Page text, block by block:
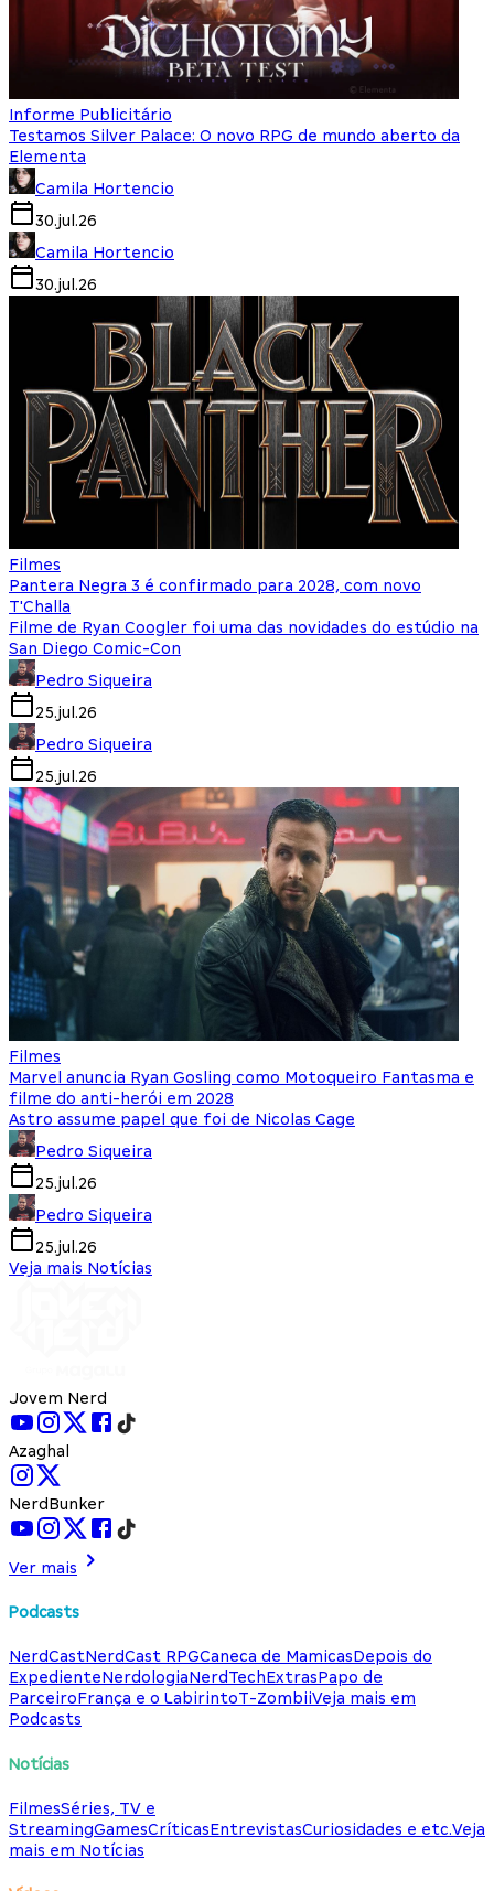
Informe Publicitário
Testamos Silver Palace: O novo RPG de mundo aberto da
Elementa
Camila Hortencio
30.jul.26
Camila Hortencio
30.jul.26
Filmes
Pantera Negra 3 é confirmado para 2028, com novo
T'Challa
Filme de Ryan Coogler foi uma das novidades do estúdio na
San Diego Comic-Con
Pedro Siqueira
25.jul.26
Pedro Siqueira
25.jul.26
Filmes
Marvel anuncia Ryan Gosling como Motoqueiro Fantasma e
filme do anti-herói em 2028
Astro assume papel que foi de Nicolas Cage
Pedro Siqueira
25.jul.26
Pedro Siqueira
25.jul.26
Veja mais Notícias
Jovem Nerd
Azaghal
NerdBunker
Ver mais
Podcasts
NerdCastNerdCast RPGCaneca de MamicasDepois do
ExpedienteNerdologiaNerdTechExtrasPapo de
ParceiroFrança e o LabirintoT-ZombiiVeja mais em
Podcasts
Notícias
FilmesSéries, TV e
StreamingGamesCríticasEntrevistasCuriosidades e etc.Veja
mais em Notícias